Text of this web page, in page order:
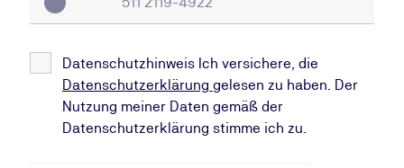
Datenschutzhinweis Ich versichere, die
Datenschutzerklärung gelesen zu haben. Der
Nutzung meiner Daten gemäß der
Datenschutzerklärung stimme ich zu.